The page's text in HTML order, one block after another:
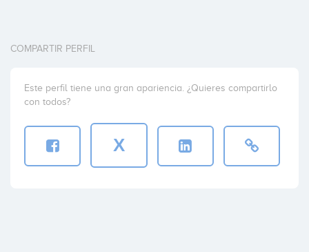
COMPARTIR PERFIL
Este perfil tiene una gran apariencia. ¿Quieres compartirlo
con todos?
X